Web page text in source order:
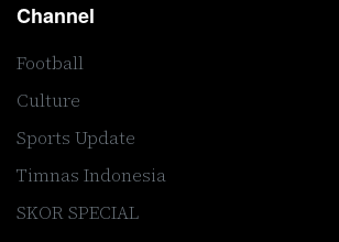
Channel
Football
Culture
Sports Update
Timnas Indonesia
SKOR SPECIAL